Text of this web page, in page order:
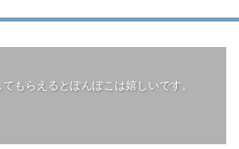
もらえるとぽんぽこは嬉しいです。